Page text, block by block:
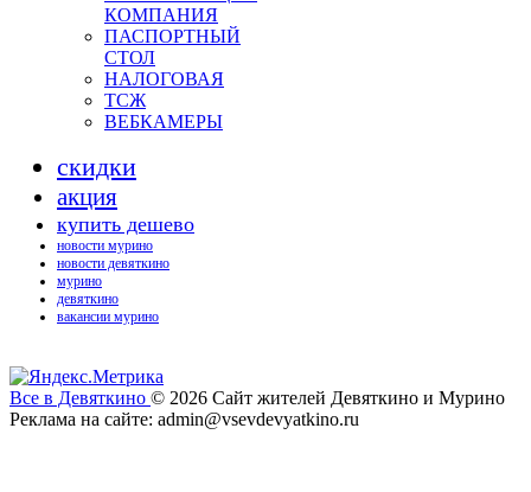
КОМПАНИЯ
ПАСПОРТНЫЙ
СТОЛ
НАЛОГОВАЯ
ТСЖ
ВЕБКАМЕРЫ
скидки
акция
купить дешево
новости мурино
новости девяткино
мурино
девяткино
вакансии мурино
Все в Девяткино © 2026 Сайт жителей Девяткино и Мурино
Реклама на сайте: admin@vsevdevyatkino.ru